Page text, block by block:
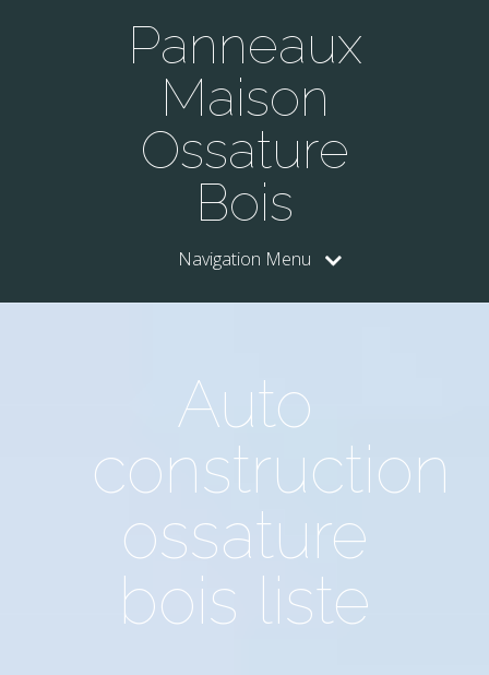
Panneaux
Maison
Ossature
Bois
Navigation Menu
Auto
construction
ossature
bois liste